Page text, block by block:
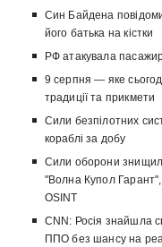
Син Байдена
його батька на кістки
РФ атакувала
9 серпня — яке
традиції та прикмети
Сили безпілотних
кораблі за добу
Сили оборони
"Волна Купол
OSINT
CNN: Росія знайшла
ППО без шансу на